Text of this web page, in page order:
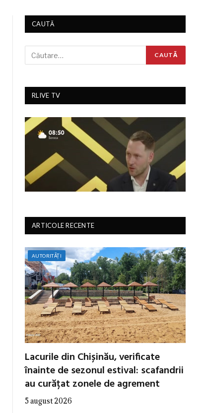
CAUTĂ
RLIVE TV
ARTICOLE RECENTE
AUTORITĂȚI
Lacurile din Chișinău, verificate
înainte de sezonul estival: scafandrii
au curățat zonele de agrement
5 august 2026